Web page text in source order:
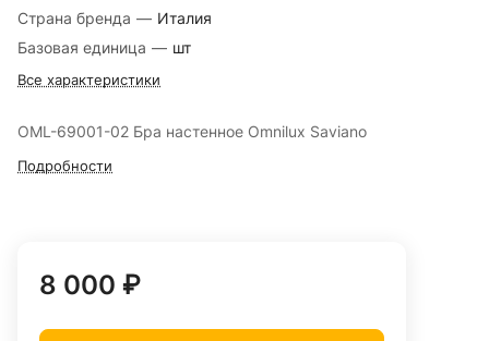
Страна бренда — Италия
Базовая единица — шт
Все характеристики
OML-69001-02 Бра настенное Omnilux Saviano
Подробности
8 000 ₽